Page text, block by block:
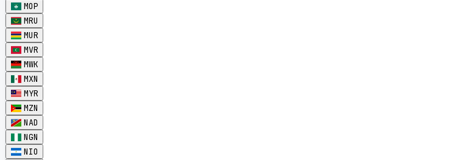
MOP
MRU
MUR
MVR
MWK
MXN
MYR
MZN
NAD
NGN
NIO